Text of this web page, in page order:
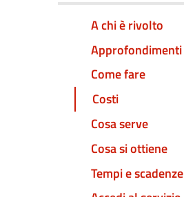
A chi è rivolto
Approfondimenti
Come fare
Costi
Cosa serve
Cosa si ottiene
Tempi e scadenze